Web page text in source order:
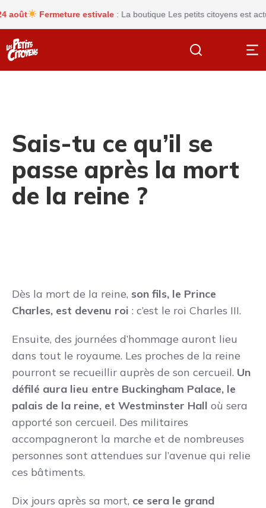
Fermeture estivale: La boutique Les petits citoyens est
Sais-tu ce qu’il se
passe après la mort
de la reine ?
Dès la mort de la reine, son fils, le Prince
Charles, est devenu roi : c’est le roi Charles III.
Ensuite, des journées d’hommage auront lieu
dans tout le royaume. Les proches de la reine
pourront se recueillir auprès de son cercueil. Un
défilé aura lieu entre Buckingham Palace, le
palais de la reine, et Westminster Hall où sera
apporté son cercueil. Des militaires
accompagneront la marche et de nombreuses
personnes sont attendues sur l’avenue qui relie
ces bâtiments.
Dix jours après sa mort, ce sera le grand